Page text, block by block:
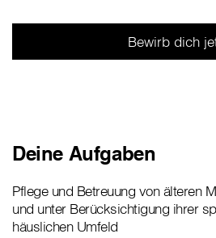
Bewirb dich
Deine Aufgaben
Pflege und Betreuung von älteren
und unter Berücksichtigung ihrer
häuslichen Umfeld